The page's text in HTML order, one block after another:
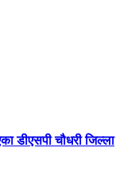
डीएसपी चौधरी जिल्ला